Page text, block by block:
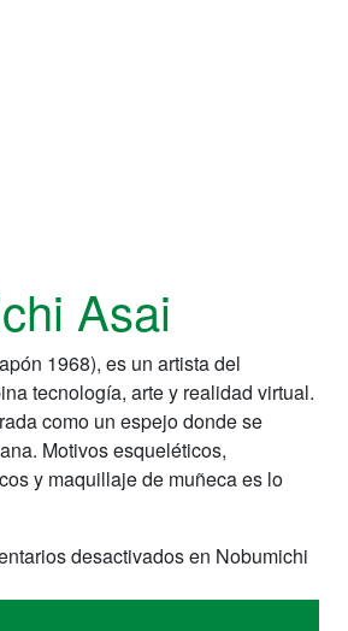
Asai
1968), es un artista del
tecnología, arte y realidad virtual.
como un espejo donde se
Motivos esqueléticos,
y maquillaje de muñeca es lo
desactivadosen Nobumichi